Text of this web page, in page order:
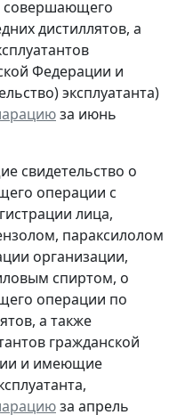
совершающего
дистиллятов, а
Федерации и
эксплуатанта)
за июнь
свидетельство о
операции с
лица,
параксилолом
организации,
спиртом, о
операции по
а также
гражданской
и имеющие
за апрель